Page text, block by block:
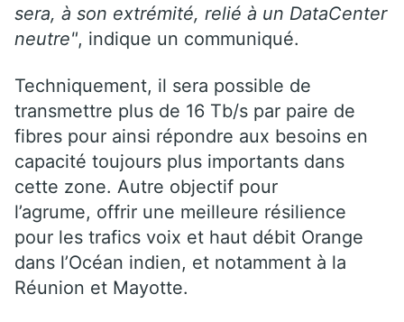
sera, à son extrémité, relié à un DataCenter
neutre", indique un communiqué.
Techniquement, il sera possible de
transmettre plus de 16 Tb/s par paire de
fibres pour ainsi répondre aux besoins en
capacité toujours plus importants dans
cette zone. Autre objectif pour
l’agrume, offrir une meilleure résilience
pour les trafics voix et haut débit Orange
dans l’Océan indien, et notamment à la
Réunion et Mayotte.